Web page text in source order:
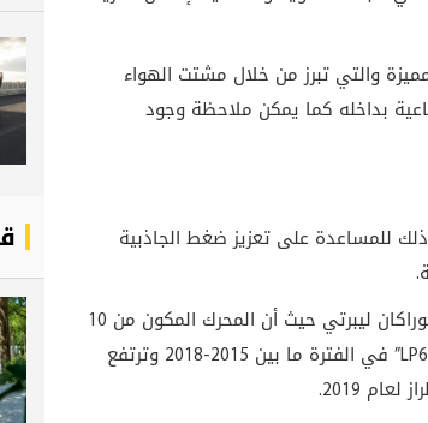
والتي تبرز من خلال مشتت الهواء
بداخله كما يمكن ملاحظة وجود
للمساعدة على تعزيز ضغط الجاذبية
لم يتم إدخال أي تعديلات على الناحية الميكانيكية في لامبورجيني هوراكان ليبرتي حيث أن المحرك المكون من 10
إسطوانات بشكل V10 بسعة 5.2 ليتر ينتج 610 حصان في نسخة “LP610-4” في الفترة ما بين 2015-2018 وترتفع